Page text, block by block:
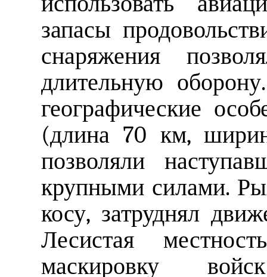
запасы
снаряжения
длительную
географические
(длина 70 км,
позволяли
крупными силами.
косу, затруднял
Лесистая
маскировку